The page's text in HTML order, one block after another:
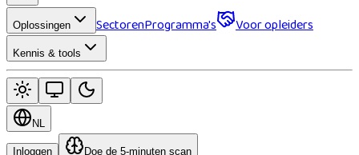
Oplossingen SectorenProgramma's Voor opleiders
Kennis & tools
NL
Inloggen Doe de 5-minuten scan